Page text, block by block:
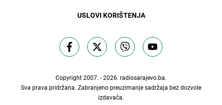
USLOVI KORIŠTENJA
Copyright 2007. - 2026. radiosarajevo.ba.
Sva prava pridržana. Zabranjeno preuzimanje sadržaja bez dozvole
izdavača.